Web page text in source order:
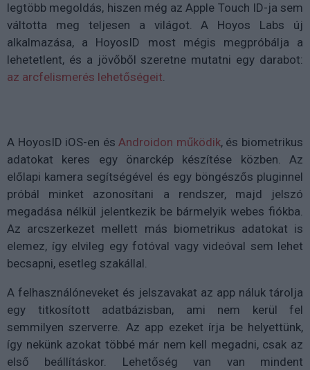
legtöbb megoldás, hiszen még az Apple Touch ID-ja sem
váltotta meg teljesen a világot. A Hoyos Labs új
alkalmazása, a HoyosID most mégis megpróbálja a
lehetetlent, és a jövőből szeretne mutatni egy darabot:
az arcfelismerés lehetőségeit.
A HoyosID iOS-en ésAndroidon működik, és biometrikus
adatokat keres egy önarckép készítése közben. Az
előlapi kamera segítségével és egy böngészős pluginnel
próbál minket azonosítani a rendszer, majd jelszó
megadása nélkül jelentkezik be bármelyik webes fiókba.
Az arcszerkezet mellett más biometrikus adatokat is
elemez, így elvileg egy fotóval vagy videóval sem lehet
becsapni, esetleg szakállal.
A felhasználóneveket és jelszavakat az app náluk tárolja
egy titkosított adatbázisban, ami nem kerül fel
semmilyen szerverre. Az app ezeket írja be helyettünk,
így nekünk azokat többé már nem kell megadni, csak az
első beállításkor. Lehetőség van van mindent